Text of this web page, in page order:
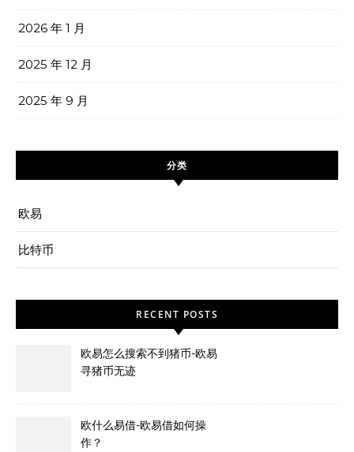
2026 年 1 月
2025 年 12 月
2025 年 9 月
分类
欧易
比特币
RECENT POSTS
欧易怎么搜索不到猪币-欧易
寻猪币无迹
欧什么易借-欧易借如何操
作？